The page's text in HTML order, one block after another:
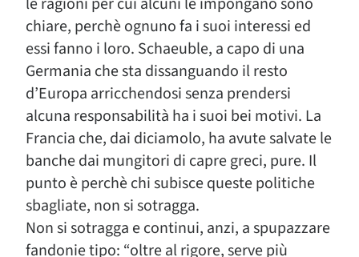
chiare, perchè ognuno fa i suoi interessi ed
essi fanno i loro. Schaeuble, a capo di una
Germania che sta dissanguando il resto
d’Europa arricchendosi senza prendersi
alcuna responsabilità ha i suoi bei motivi. La
Francia che, dai diciamolo, ha avute salvate le
banche dai mungitori di capre greci, pure. Il
punto è perchè chi subisce queste politiche
sbagliate, non si sotragga.
Non si sotragga e continui, anzi, a spupazzare
fandonie tipo: “oltre al rigore, serve più